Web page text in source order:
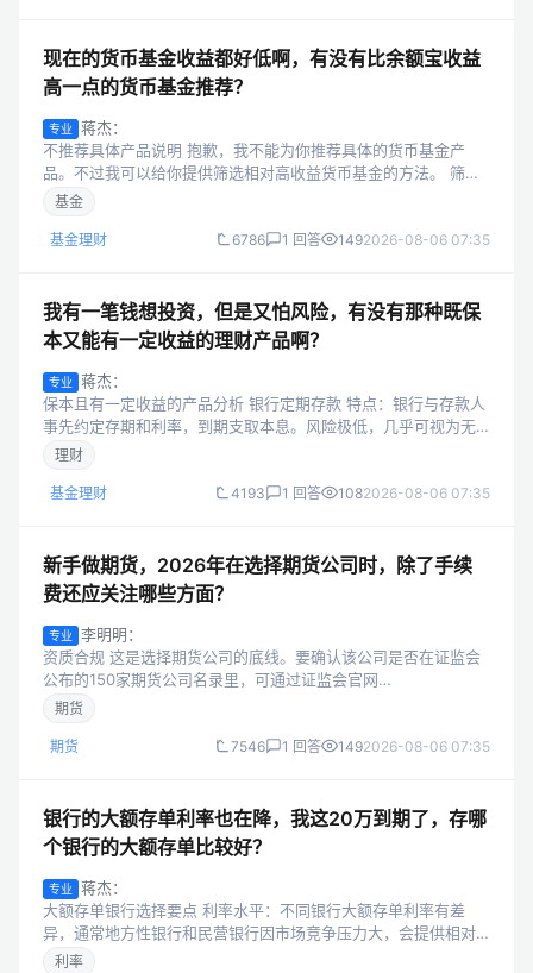
现在的货币基金收益都好低啊，有没有比余额宝收益
高一点的货币基金推荐？
专业
蒋杰：
不推荐具体产品说明 抱歉，我不能为你推荐具体的货币基金产
品。不过我可以给你提供筛选相对高收益货币基金的方法。 筛选
方法 历史收益表现：可查看货币基金的七日年化收益率和万份收
基金
基金理财 6786 1 回答 1492026-08-06 07:35
我有一笔钱想投资，但是又怕风险，有没有那种既保
本又能有一定收益的理财产品啊？
专业
蒋杰：
保本且有一定收益的产品分析 银行定期存款 特点：银行与存款人
事先约定存期和利率，到期支取本息。风险极低，几乎可视为无
风险，收益稳定，利率随存款期限延长而升高。 收益情况：一般
理财
基金理财 4193 1 回答 1082026-08-06 07:35
新手做期货，2026年在选择期货公司时，除了手续
费还应关注哪些方面？
专业
李明明：
资质合规 这是选择期货公司的底线。要确认该公司是否在证监会
公布的150家期货公司名录里，可通过证监会官网
（csrc.gov.cn）每年更新的名录进行查询，下载后搜索公司全
期货
期货 7546 1 回答 1492026-08-06 07:35
银行的大额存单利率也在降，我这20万到期了，存哪
个银行的大额存单比较好？
专业
蒋杰：
大额存单银行选择要点 利率水平：不同银行大额存单利率有差
异，通常地方性银行和民营银行因市场竞争压力大，会提供相对
较高利率以吸引客户，你可多了解各银行利率并对比。 银行信誉
利率